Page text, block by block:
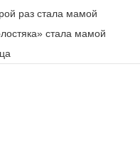
раз стала мамой
стала мамой